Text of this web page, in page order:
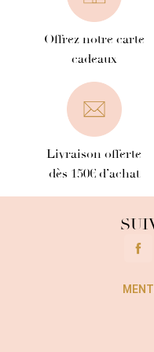
Offrez notre carte
cadeaux
Livraison offerte
dès 150€ d’achat